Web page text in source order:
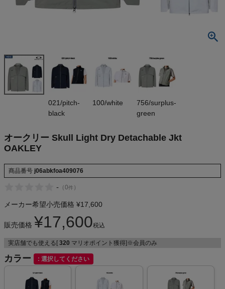
e Jkt OAKLE
Y
(税込)
NIKE
CHUMS
HOKA
もっと見る
メンズカジュアルウェア
021/pitch-
black
100/white
756/surplus-
green
オークリー Skull Light Dry Detachable Jkt
OAKLEY
商品番号 j06abkfoa409076
- （0件 ）
メーカー希望小売価格 ¥17,600
販売価格 ¥17,600税込
実店舗でも使える[ 320 マリオポイント獲得]※会員のみ
カラー 選択してください